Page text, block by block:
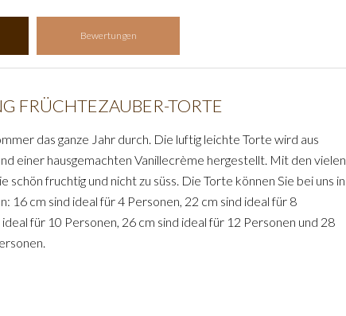
Bewertungen
FRÜCHTEZAUBER-TORTE
das ganze Jahr durch. Die luftig leichte Torte wird aus
einer hausgemachten Vanillecrème hergestellt. Mit den vielen
schön fruchtig und nicht zu süss. Die Torte können Sie bei uns in
16 cm sind ideal für 4 Personen, 22 cm sind ideal für 8
für 10 Personen, 26 cm sind ideal für 12 Personen und 28